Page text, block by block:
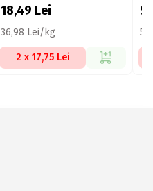
18,49 Lei
36,98 Lei/kg
2 x 17,75 Lei